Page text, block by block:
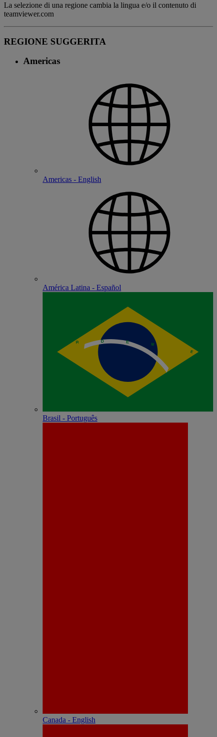
La selezione di una regione cambia la lingua e/o il contenuto di
teamviewer.com
REGIONE SUGGERITA
Americas
Americas - English
América Latina - Español
Brasil - Português
Canada - English